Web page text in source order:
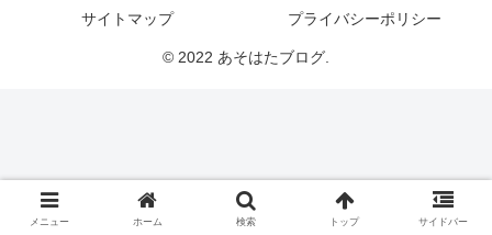
サイトマップ プライバシーポリシー
© 2022 あそはたブログ.
メニュー ホーム 検索 トップ サイドバー